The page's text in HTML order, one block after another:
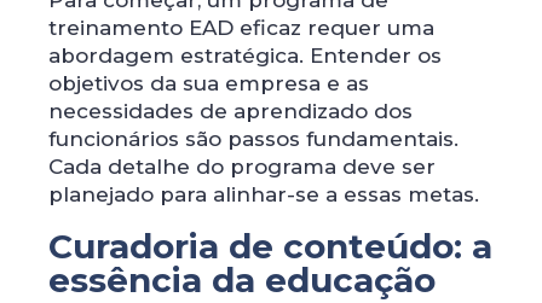
treinamento EAD eficaz requer uma
abordagem estratégica. Entender os
objetivos da sua empresa e as
necessidades de aprendizado dos
funcionários são passos fundamentais.
Cada detalhe do programa deve ser
planejado para alinhar-se a essas metas.
Curadoria de conteúdo: a
essência da educação